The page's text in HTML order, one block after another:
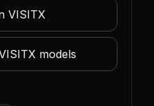
VISITX
models